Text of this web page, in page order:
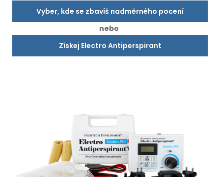
Vyber, kde se zbavíš nadměrného pocení
nebo
Získej Electro Antiperspirant